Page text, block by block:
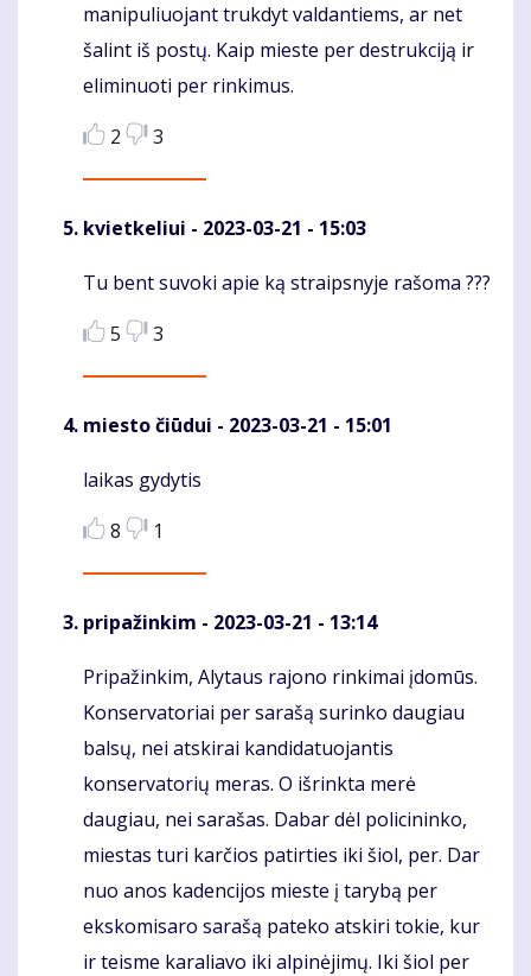
manipuliuojant trukdyt valdantiems, ar net
šalint iš postų. Kaip mieste per destrukciją ir
eliminuoti per rinkimus.
2
3
kvietkeliui - 2023-03-21 - 15:03
Komentaras
Tu bent suvoki apie ką straipsnyje rašoma ???
5
3
miesto čiūdui - 2023-03-21 - 15:01
Komentaras
laikas gydytis
8
1
pripažinkim - 2023-03-21 - 13:14
Komentaras
Pripažinkim, Alytaus rajono rinkimai įdomūs.
Konservatoriai per sarašą surinko daugiau
balsų, nei atskirai kandidatuojantis
konservatorių meras. O išrinkta merė
daugiau, nei sarašas. Dabar dėl policininko,
miestas turi karčios patirties iki šiol, per. Dar
nuo anos kadencijos mieste į tarybą per
ekskomisaro sarašą pateko atskiri tokie, kur
ir teisme karaliavo iki alpinėjimų. Iki šiol per